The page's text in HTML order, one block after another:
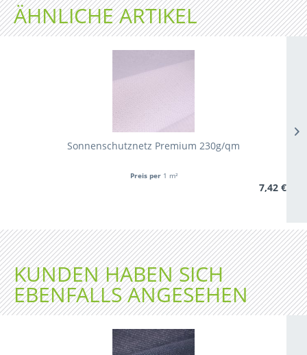
ÄHNLICHE ARTIKEL
Sonnenschutznetz Premium 230g/qm
Preis per 1 m²
7,42 €
KUNDEN HABEN SICH
EBENFALLS ANGESEHEN